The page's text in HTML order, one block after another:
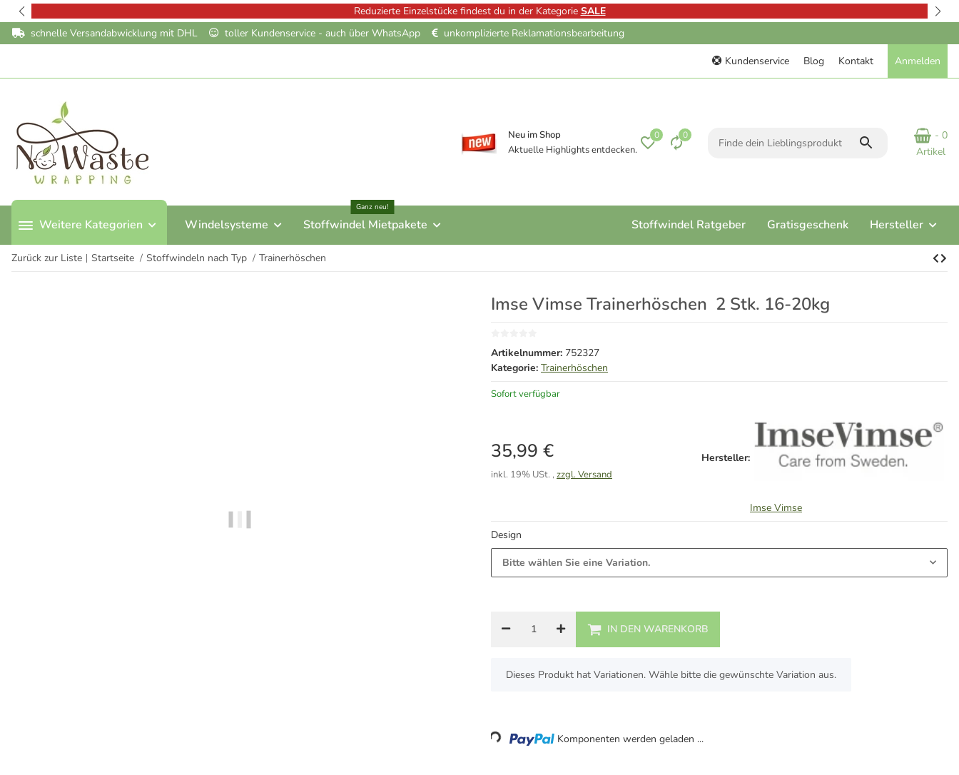
Reduzierte Einzelstücke findest du in der Kategorie SALE
schnelle Versandabwicklung mit DHL
toller Kundenservice - auch über WhatsApp unkomplizierte Reklamationsbearbeitung
Kundenservice Blog Kontakt Anmelden
Neu im Shop
Aktuelle Highlights entdecken.
0 0
- 0
Artikel
Weitere Kategorien Windelsysteme Stoffwindel Mietpakete
Ganz neu!
Stoffwindel Ratgeber Gratisgeschenk Hersteller
Zurück zur Liste Startseite Stoffwindeln nach Typ Trainerhöschen
Imse Vimse Trainerhöschen 2 Stk. 16-20kg
Artikelnummer: 752327
Kategorie: Trainerhöschen
Sofort verfügbar
35,99 €
inkl. 19% USt. , zzgl. Versand
Hersteller:
Imse Vimse
Design
Bitte wählen Sie eine Variation.
IN DEN WARENKORB
x
Dieses Produkt hat Variationen. Wähle bitte die gewünschte Variation aus.
Loading... Komponenten werden geladen ...